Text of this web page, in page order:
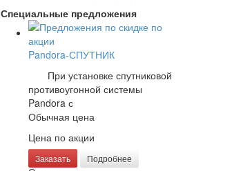
Специальные предложения
Pandora-СПУТНИК
При установке спутниковой
противоугонной системы
Pandora с
Обычная цена
Цена по акции
Заказать Подробнее